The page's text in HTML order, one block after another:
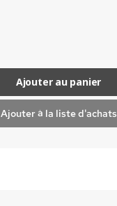
Ajouter au panier
Ajouter à la liste d'achats